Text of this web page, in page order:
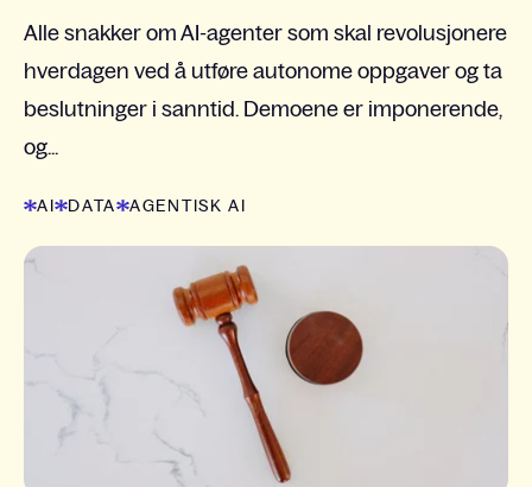
Alle snakker om AI-agenter som skal revolusjonere
hverdagen ved å utføre autonome oppgaver og ta
beslutninger i sanntid. Demoene er imponerende,
og...
AI DATA AGENTISK AI